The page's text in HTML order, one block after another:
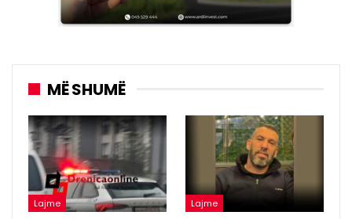
MË SHUMË
Lajme Lajme